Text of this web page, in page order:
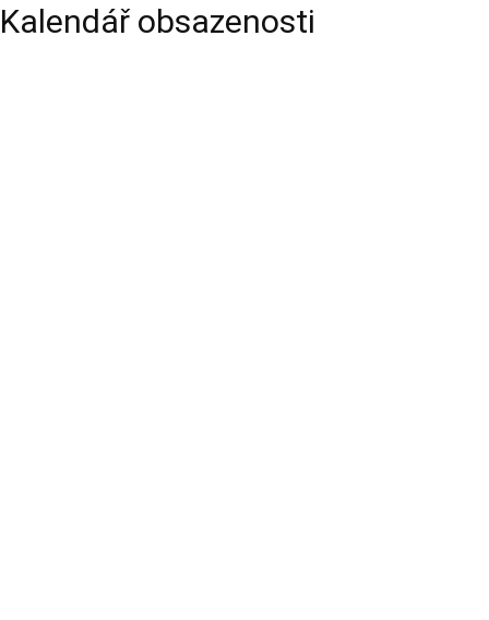
Kalendář obsazenosti